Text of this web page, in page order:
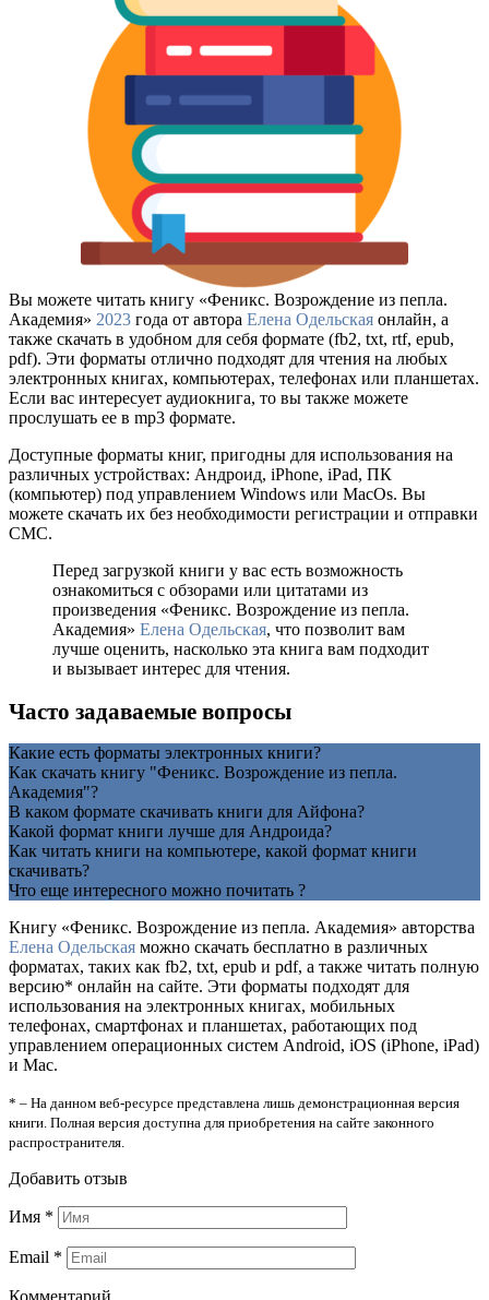
Вы можете читать книгу «Феникс. Возрождение из пепла.
Академия» 2023 года от автора Елена Одельская онлайн, а
также скачать в удобном для себя формате (fb2, txt, rtf, epub,
pdf). Эти форматы отлично подходят для чтения на любых
электронных книгах, компьютерах, телефонах или планшетах.
Если вас интересует аудиокнига, то вы также можете
прослушать ее в mp3 формате.
Доступные форматы книг, пригодны для использования на
различных устройствах: Андроид, iPhone, iPad, ПК
(компьютер) под управлением Windows или MacOs. Вы
можете скачать их без необходимости регистрации и отправки
СМС.
Перед загрузкой книги у вас есть возможность
ознакомиться с обзорами или цитатами из
произведения «Феникс. Возрождение из пепла.
Академия» Елена Одельская, что позволит вам
лучше оценить, насколько эта книга вам подходит
и вызывает интерес для чтения.
Часто задаваемые вопросы
Какие есть форматы электронных книги?
Как скачать книгу "Феникс. Возрождение из пепла.
Академия"?
В каком формате скачивать книги для Айфона?
Какой формат книги лучше для Андроида?
Как читать книги на компьютере, какой формат книги
скачивать?
Что еще интересного можно почитать ?
Книгу «Феникс. Возрождение из пепла. Академия» авторства
Елена Одельская можно скачать бесплатно в различных
форматах, таких как fb2, txt, epub и pdf, а также читать полную
версию* онлайн на сайте. Эти форматы подходят для
использования на электронных книгах, мобильных
телефонах, смартфонах и планшетах, работающих под
управлением операционных систем Android, iOS (iPhone, iPad)
и Mac.
* – На данном веб-ресурсе представлена лишь демонстрационная версия
книги. Полная версия доступна для приобретения на сайте законного
распространителя.
Добавить отзыв
Имя *
Email *
Комментарий